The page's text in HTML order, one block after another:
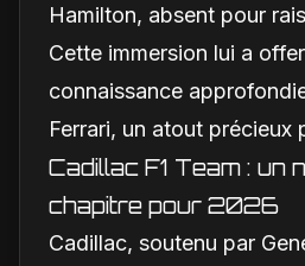
Hamilton, absent pour
Cette immersion lui a
connaissance
Ferrari, un atout précieux
Cadillac F1 Team : un
chapitre pour 2026
Cadillac, soutenu par